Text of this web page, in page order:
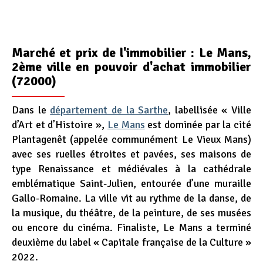
Marché et prix de l'immobilier : Le Mans,
2ème ville en pouvoir d'achat immobilier
(72000)
Dans le département de la Sarthe, labellisée « Ville
d’Art et d’Histoire », Le Mans est dominée par la cité
Plantagenêt (appelée communément Le Vieux Mans)
avec ses ruelles étroites et pavées, ses maisons de
type Renaissance et médiévales à la cathédrale
emblématique Saint-Julien, entourée d’une muraille
Gallo-Romaine. La ville vit au rythme de la danse, de
la musique, du théâtre, de la peinture, de ses musées
ou encore du cinéma. Finaliste, Le Mans a terminé
deuxième du label « Capitale française de la Culture »
2022.